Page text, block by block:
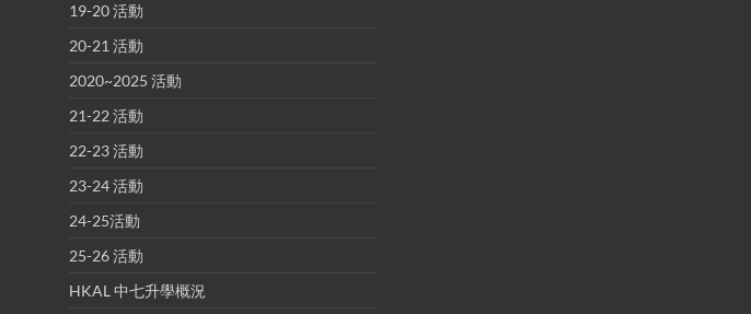
19-20 活動
20-21 活動
2020~2025 活動
21-22 活動
22-23 活動
23-24 活動
24-25活動
25-26 活動
HKAL 中七升學概況